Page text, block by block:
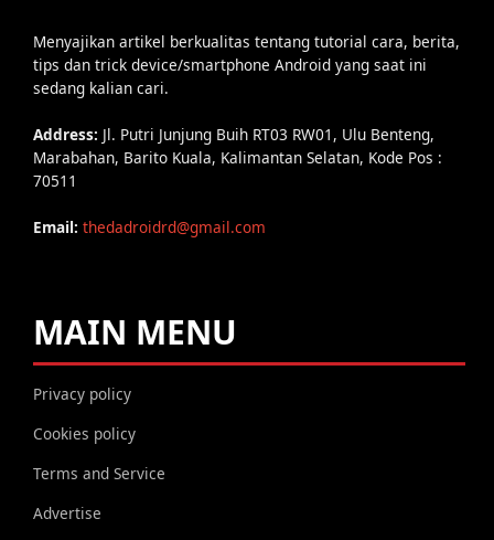
Menyajikan artikel berkualitas tentang tutorial cara, berita,
tips dan trick device/smartphone Android yang saat ini
sedang kalian cari.
Address: Jl. Putri Junjung Buih RT03 RW01, Ulu Benteng,
Marabahan, Barito Kuala, Kalimantan Selatan, Kode Pos :
70511
Email: thedadroidrd@gmail.com
MAIN MENU
Privacy policy
Cookies policy
Terms and Service
Advertise